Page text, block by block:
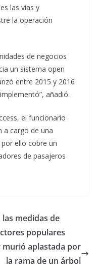
las vías y
la operación
de negocios
un sistema open
entre 2015 y 2016
añadió.
el funcionario
a cargo de una
ello cobre un
de pasajeros
medidas de
populares
murió aplastada por
la rama de un árbol